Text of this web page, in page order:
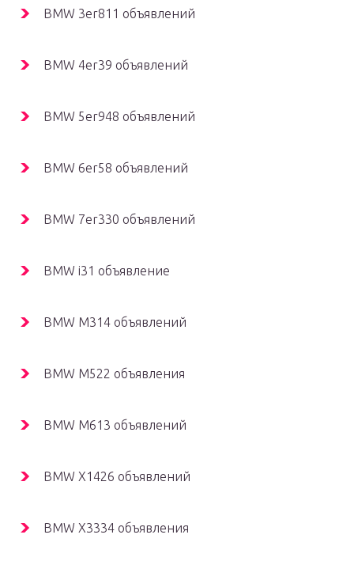
BMW 3er811 объявлений
BMW 4er39 объявлений
BMW 5er948 объявлений
BMW 6er58 объявлений
BMW 7er330 объявлений
BMW i31 объявление
BMW M314 объявлений
BMW M522 объявления
BMW M613 объявлений
BMW X1426 объявлений
BMW X3334 объявления